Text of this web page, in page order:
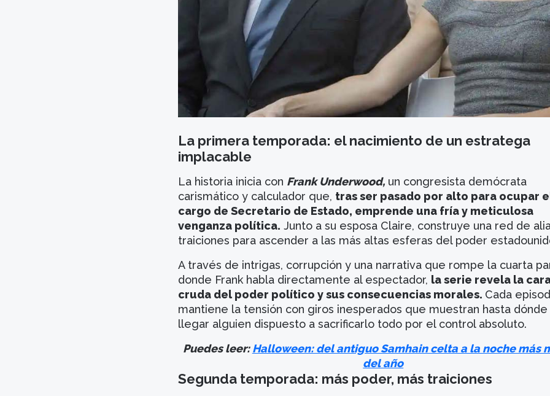
La primera temporada: el nacimiento de un estratega
implacable
La historia inicia con Frank Underwood, un congresista demócrata
carismático y calculador que, tras ser pasado por alto para ocupar
cargo de Secretario de Estado, emprende una fría y meticulosa
venganza política. Junto a su esposa Claire, construye una red de
traiciones para ascender a las más altas esferas del poder
A través de intrigas, corrupción y una narrativa que rompe la cuarta
donde Frank habla directamente al espectador, la serie revela la
cruda del poder político y sus consecuencias morales. Cada
mantiene la tensión con giros inesperados que muestran hasta
llegar alguien dispuesto a sacrificarlo todo por el control absoluto.
Puedes leer:Halloween: del antiguo Samhain celta a la noche más
del año
Segunda temporada: más poder, más traiciones